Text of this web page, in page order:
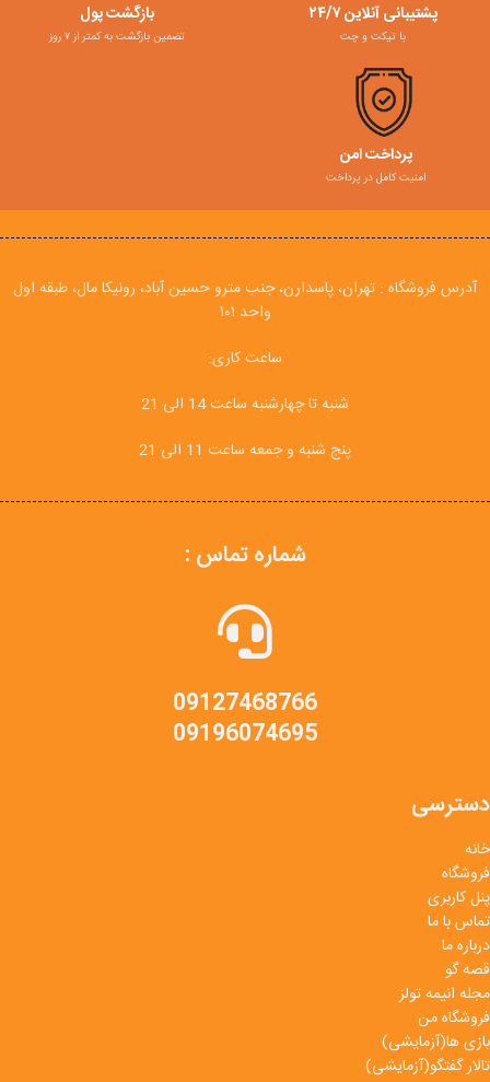
پشتیبانی آنلاین ۲۴/۷
با تیکت و چت
بازگشت پول
تضمین بازگشت به کمتر از ۷ روز
پرداخت امن
امنیت کامل در پرداخت
آدرس فروشگاه : تهران، پاسدارن، جنب مترو حسین آباد، رونیکا مال، طبقه اول
واحد ۱۰۱
ساعت کاری:
شنبه تا چهارشنبه ساعت 14 الی 21
پنج شنبه و جمعه ساعت 11 الی 21
شماره تماس :
09127468766
09196074695
دسترسی
خانه
فروشگاه
پنل کاربری
تماس با ما
درباره ما
قصه گو
مجله انیمه تولز
فروشگاه من
بازی ها(آزمایشی)
تالار گفتگو(آزمایشی)